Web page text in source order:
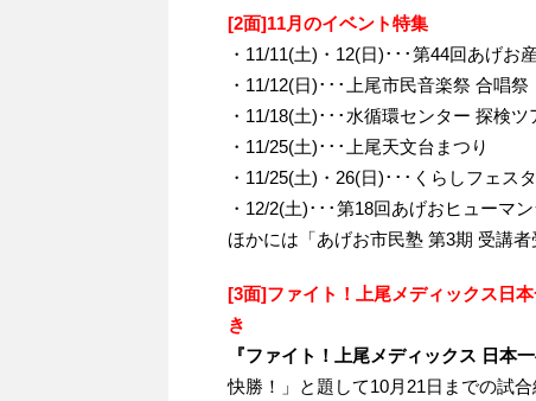
[2面]11月のイベント特集
・11/11(土)・12(日)･･･第44回あげお
・11/12(日)･･･上尾市民音楽祭 合唱祭
・11/18(土)･･･水循環センター 探検ツ
・11/25(土)･･･上尾天文台まつり
・11/25(土)・26(日)･･･くらしフェス
・12/2(土)･･･第18回あげおヒューマ
ほかには「あげお市民塾 第3期 受講者
[3面]ファイト！上尾メディックス日
き
『ファイト！上尾メディックス 日本一
快勝！」と題して10月21日までの試